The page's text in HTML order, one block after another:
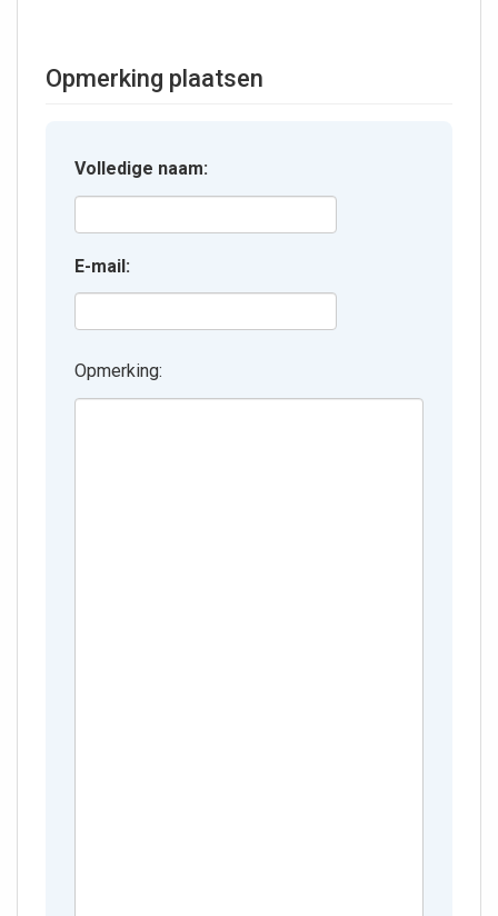
Opmerking plaatsen
Volledige naam:
E-mail:
Opmerking: